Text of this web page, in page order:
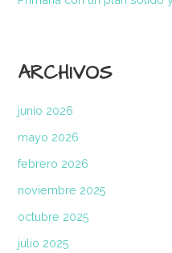
ARCHIVOS
junio 2026
mayo 2026
febrero 2026
noviembre 2025
octubre 2025
julio 2025